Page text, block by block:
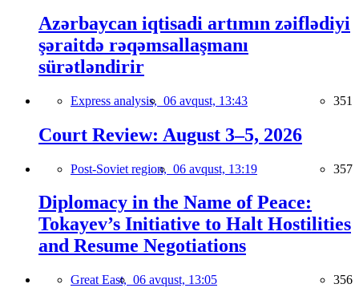
Azərbaycan iqtisadi artımın zəiflədiyi
şəraitdə rəqəmsallaşmanı
sürətləndirir
Express analysis, 06 avqust, 13:43 351
Court Review: August 3–5, 2026
Post-Soviet region, 06 avqust, 13:19 357
Diplomacy in the Name of Peace:
Tokayev’s Initiative to Halt Hostilities
and Resume Negotiations
Great East, 06 avqust, 13:05 356